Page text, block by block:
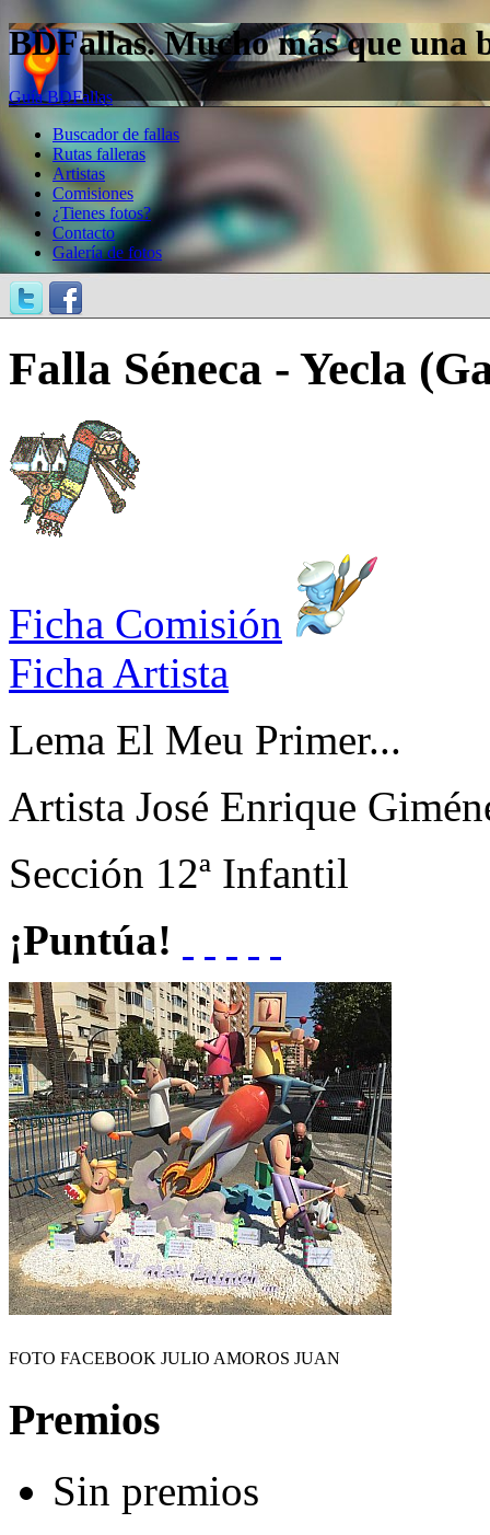
BDFallas. Mucho más que una
Guía BDFallas
Buscador de fallas
Rutas falleras
Artistas
Comisiones
¿Tienes fotos?
Contacto
Galería de fotos
Falla Séneca - Yecla
Ficha Comisión
Ficha Artista
Lema El Meu Primer...
Artista José Enrique
Sección 12ª Infantil
¡Puntúa!
FOTO FACEBOOK JULIO AMOROS JUAN
Premios
Sin premios